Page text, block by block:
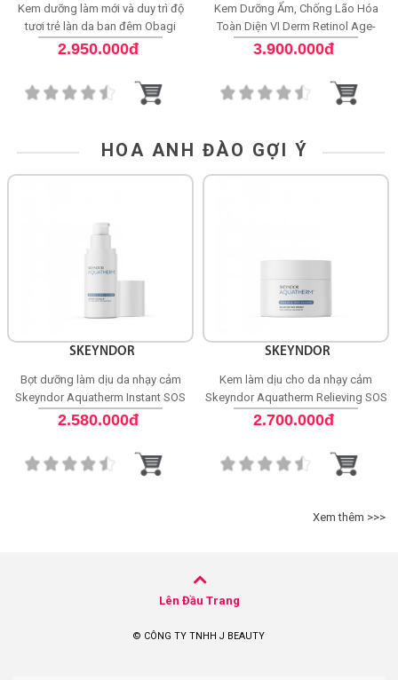
Kem dưỡng làm mới và duy trì độ
tươi trẻ làn da ban đêm Obagi
Medical Retinol + PHA
2.950.000đ
Kem Dưỡng Ẩm, Chống Lão Hóa
Toàn Diện VI Derm Retinol Age-
Defying Treatment Moisturizer
3.900.000đ
HOA ANH ĐÀO GỢI Ý
SKEYNDOR
Bọt dưỡng làm dịu da nhạy cảm
Skeyndor Aquatherm Instant SOS
Balm
2.580.000đ
SKEYNDOR
Kem làm dịu cho da nhạy cảm
Skeyndor Aquatherm Relieving SOS
Cream
2.700.000đ
Xem thêm >>>
Lên Đầu Trang
© CÔNG TY TNHH J BEAUTY